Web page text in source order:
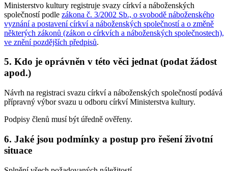
Ministerstvo kultury registruje svazy církví a náboženských
společností podle zákona č. 3/2002 Sb., o svobodě náboženského
vyznání a postavení církví a náboženských společností a o změně
některých zákonů (zákon o církvích a náboženských společnostech),
ve znění pozdějších předpisů.
5. Kdo je oprávněn v této věci jednat (podat žádost
apod.)
Návrh na registraci svazu církví a náboženských společností podává
přípravný výbor svazu u odboru církví Ministerstva kultury.
Podpisy členů musí být úředně ověřeny.
6. Jaké jsou podmínky a postup pro řešení životní
situace